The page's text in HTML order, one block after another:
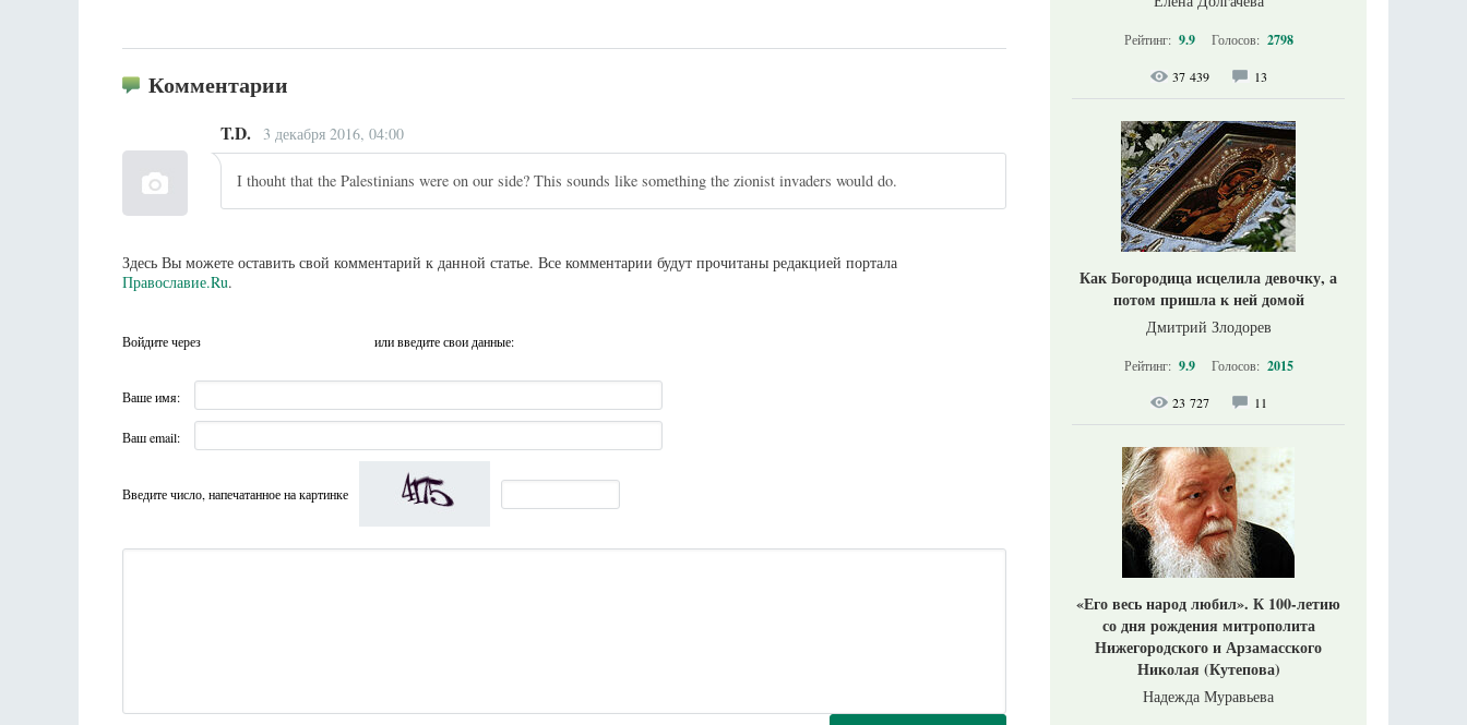
Комментарии
T.D. 3 декабря 2016, 04:00
I thouht that the Palestinians were on our side? This sounds like something the zionist invaders would do.
Здесь Вы можете оставить свой комментарий к данной статье. Все комментарии будут прочитаны редакцией портала
Православие.Ru.
Войдите через или введите свои данные:
Ваше имя:
Ваш email:
Введите число, напечатанное на картинке
Рейтинг: 9.9 Голосов: 2798
37 439 13
Как Богородица исцелила девочку, а
потом пришла к ней домой
Дмитрий Злодорев
Рейтинг: 9.9 Голосов: 2015
23 727 11
«Его весь народ любил». К 100-летию
со дня рождения митрополита
Нижегородского и Арзамасского
Николая (Кутепова)
Надежда Муравьева